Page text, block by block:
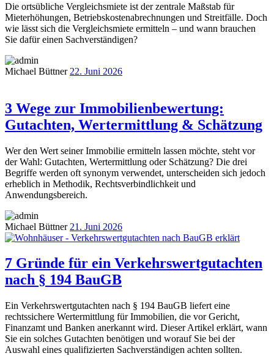
Die ortsübliche Vergleichsmiete ist der zentrale Maßstab für
Mieterhöhungen, Betriebskostenabrechnungen und Streitfälle. Doch
wie lässt sich die Vergleichsmiete ermitteln – und wann brauchen
Sie dafür einen Sachverständigen?
Michael Büttner 22. Juni 2026
3 Wege zur Immobilienbewertung:
Gutachten, Wertermittlung & Schätzung
Wer den Wert seiner Immobilie ermitteln lassen möchte, steht vor
der Wahl: Gutachten, Wertermittlung oder Schätzung? Die drei
Begriffe werden oft synonym verwendet, unterscheiden sich jedoch
erheblich in Methodik, Rechtsverbindlichkeit und
Anwendungsbereich.
Michael Büttner 21. Juni 2026
7 Gründe für ein Verkehrswertgutachten
nach § 194 BauGB
Ein Verkehrswertgutachten nach § 194 BauGB liefert eine
rechtssichere Wertermittlung für Immobilien, die vor Gericht,
Finanzamt und Banken anerkannt wird. Dieser Artikel erklärt, wann
Sie ein solches Gutachten benötigen und worauf Sie bei der
Auswahl eines qualifizierten Sachverständigen achten sollten.